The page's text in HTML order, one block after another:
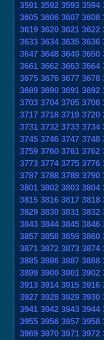
3591 3592 3593 3594
3605 3606 3607 3608
3619 3620 3621 3622
3633 3634 3635 3636
3647 3648 3649 3650
3661 3662 3663 3664
3675 3676 3677 3678
3689 3690 3691 3692
3703 3704 3705 3706
3717 3718 3719 3720
3731 3732 3733 3734
3745 3746 3747 3748
3759 3760 3761 3762
3773 3774 3775 3776
3787 3788 3789 3790
3801 3802 3803 3804
3815 3816 3817 3818
3829 3830 3831 3832
3843 3844 3845 3846
3857 3858 3859 3860
3871 3872 3873 3874
3885 3886 3887 3888
3899 3900 3901 3902
3913 3914 3915 3916
3927 3928 3929 3930
3941 3942 3943 3944
3955 3956 3957 3958
3969 3970 3971 3972